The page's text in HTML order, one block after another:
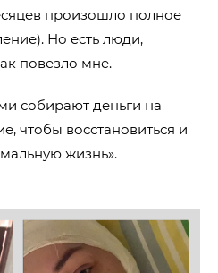
произошло полное
Но есть люди,
повезло мне.
собирают деньги на
чтобы восстановиться и
жизнь».